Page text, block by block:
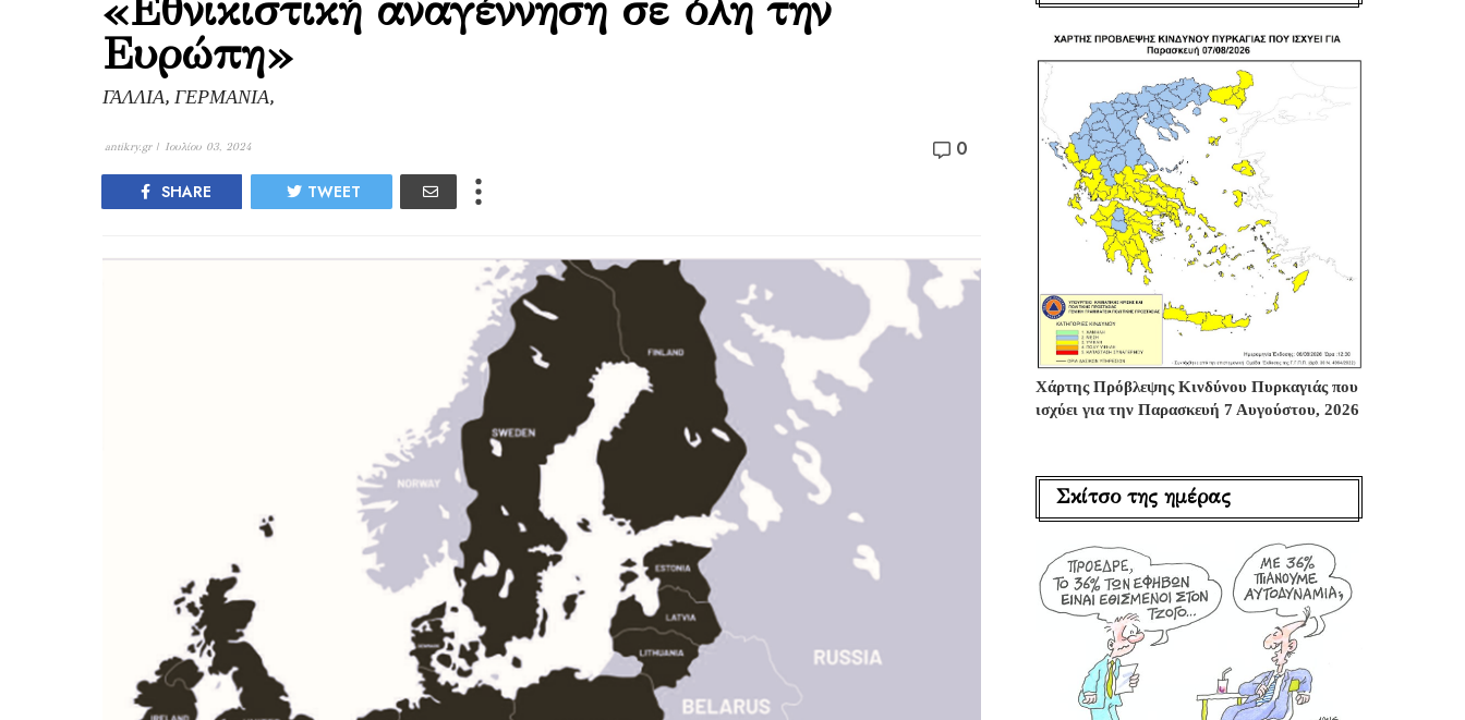
Ευρώπη»
ΓΑΛΛΙΑ, ΓΕΡΜΑΝΙΑ,
antikry.gr | Ιουλίου 03, 2024 0
SHARE TWEET
Χάρτης Πρόβλεψης Κινδύνου Πυρκαγιάς που
ισχύει για την Παρασκευή 7 Αυγούστου, 2026
Σκίτσο της ημέρας